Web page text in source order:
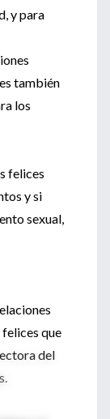
y para
también
los
felices
y si
sexual,
felices que
del